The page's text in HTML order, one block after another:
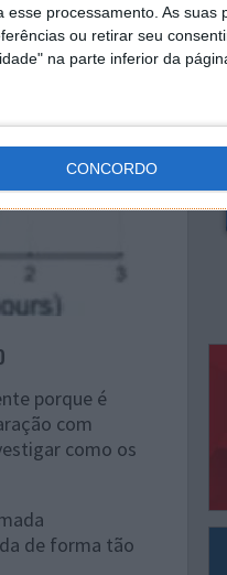
processamento. As suas
ou retirar seu
na parte inferior da
CONCORDO
porque é
com
como os
de forma tão